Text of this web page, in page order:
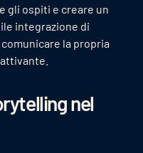
gli ospiti e creare un
integrazione di
la propria
nel